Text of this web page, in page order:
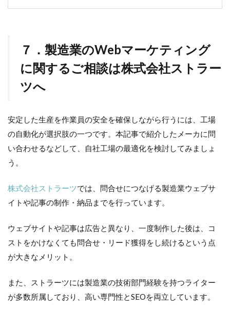
７．製造業のWebマーケティング
に関するご相談は株式会社ストラー
ツへ
安定した生産を作業員の安全を確保しながら行うには、工場
の自動化が選択肢の一つです。本記事で紹介したメーカに問
い合わせるなどして、自社工場の最適化を検討してみましょ
う。
株式会社ストラーツでは、問合せにつなげる製造業ウェブサ
イトや記事の制作・納品までを行っています。
ウェブサイトや記事は広告と異なり、一度制作した後は、コ
ストをかけなくても問合せ・リード獲得をし続けるという点
が大きなメリット。
また、ストラーツには製造業の技術部門経験を持つライター
が多数所属しており、高い専門性とSEOを両立しています。